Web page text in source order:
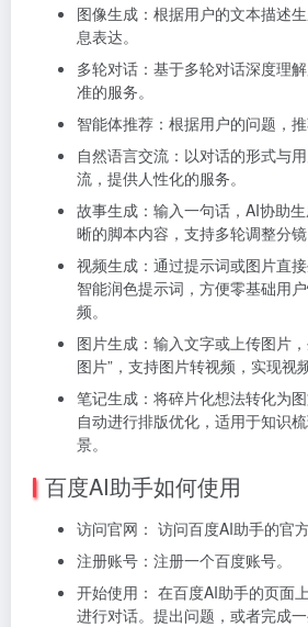
图像生成：根据用户的文本描述
息表达。
多轮对话：基于多轮对话深度理
准的服务。
智能体推荐：根据用户的问题，推
自然语言交流：以对话的形式与
流，提供人性化的服务。
故事生成：输入一句话，AI协助
晰的脚本内容，支持多轮调整分镜
视频生成：通过提示词或图片直
智能润色提示词，方便零基础用
频。
图片生成：输入文字或上传图片
图片”，支持图片转视频，实现视
笔记生成：将碎片化想法转化为
自动进行排版优化，适用于知识
景。
百度AI助手如何使用
访问官网： 访问百度AI助手的官方
注册账号：注册一个百度账号。
开始使用： 在百度AI助手的页面
进行对话。提出问题，或者完成一